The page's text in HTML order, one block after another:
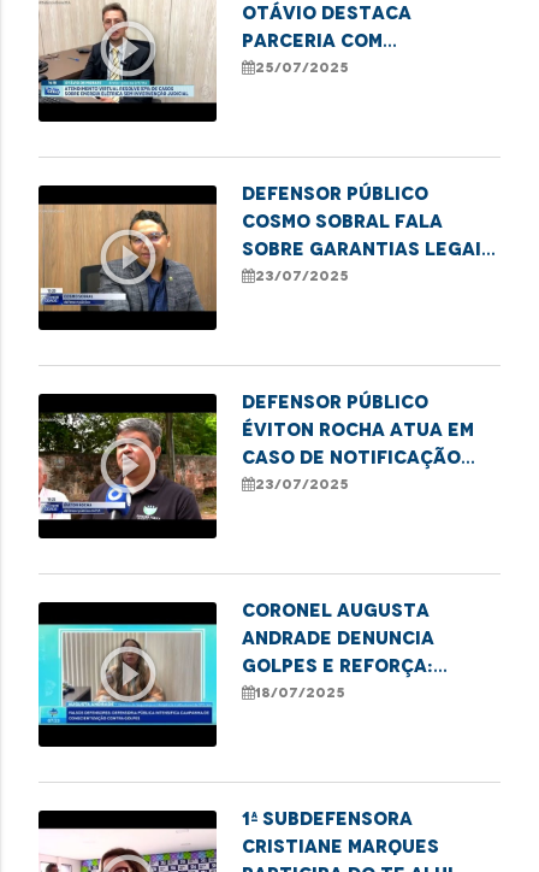
play_circle_outline
Otávio destaca
parceria com
Equatorial para
25/07/2025
play_circle_outline
Defensor público
Cosmo Sobral fala
sobre garantias legais
para proteção da
23/07/2025
play_circle_outline
Defensor público
Éviton Rocha atua em
caso de notificação
judicial a moradores
23/07/2025
play_circle_outline
Coronel Augusta
Andrade denuncia
golpes e reforça:
serviços da DPE são
18/07/2025
1ª Subdefensora
Cristiane Marques